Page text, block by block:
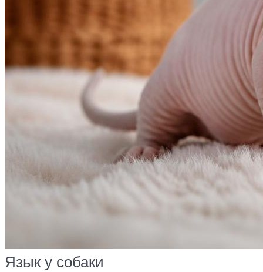
Язык у собаки